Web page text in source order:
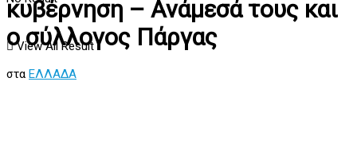
View All Result
κυβέρνηση – Ανάμεσά τους και
ο σύλλογος Πάργας
στα ΕΛΛΑΔΑ